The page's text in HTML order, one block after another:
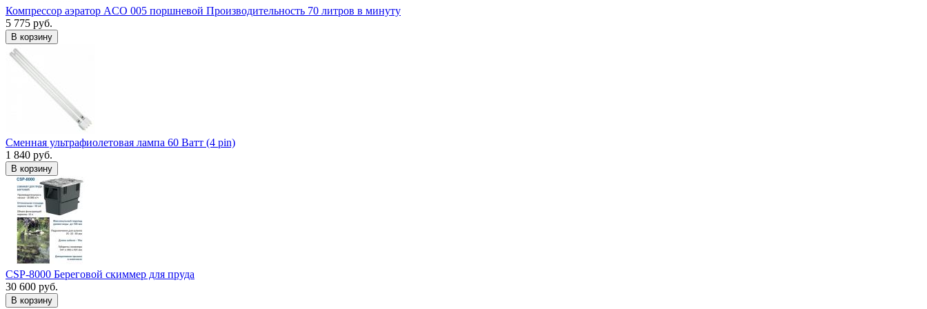
Компрессор аэратор ACO 005 поршневой Производительность 70 литров в минуту
5 775 руб.
В корзину
Сменная ультрафиолетовая лампа 60 Ватт (4 pin)
1 840 руб.
В корзину
CSP-8000 Береговой скиммер для пруда
30 600 руб.
В корзину